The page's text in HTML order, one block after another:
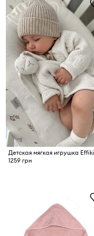
Детская мягкая игрушка Effiki
1259 грн